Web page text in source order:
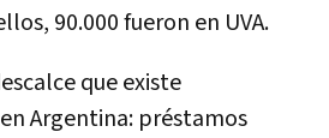
90.000 fueron en UVA.
que existe
Argentina: préstamos